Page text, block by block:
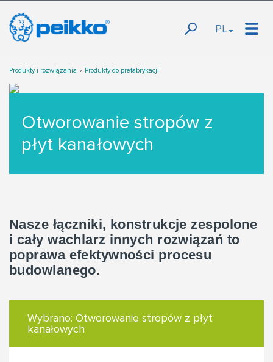
PL
Produkty i rozwiązania Produkty do prefabrykacji
Otworowanie stropów z
płyt kanałowych
Nasze łączniki, konstrukcje zespolone
i cały wachlarz innych rozwiązań to
poprawa efektywności procesu
budowlanego.
Wybrano: Otworowanie stropów z płyt
kanałowych